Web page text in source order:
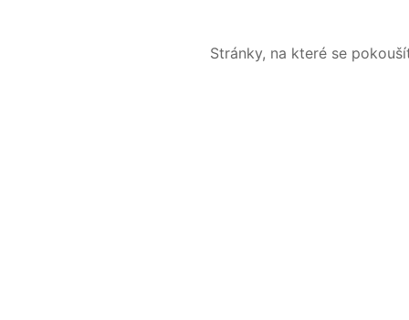
Stránky, na které se